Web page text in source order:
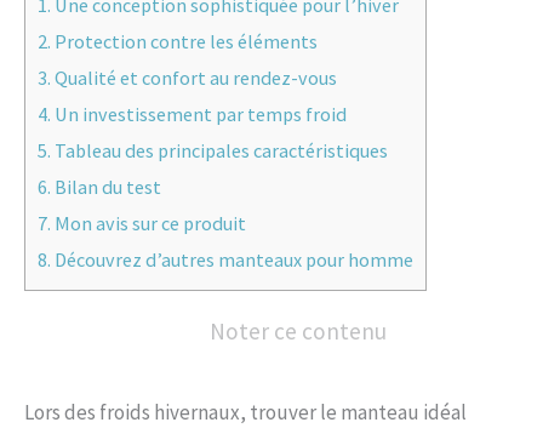
1. Une conception sophistiquée pour l’hiver
2. Protection contre les éléments
3. Qualité et confort au rendez-vous
4. Un investissement par temps froid
5. Tableau des principales caractéristiques
6. Bilan du test
7. Mon avis sur ce produit
8. Découvrez d’autres manteaux pour homme
Noter ce contenu
Lors des froids hivernaux, trouver le manteau idéal